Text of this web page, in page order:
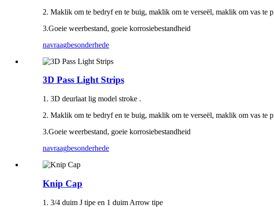
2. Maklik om te bedryf en te buig, maklik om te verseël, maklik om vas te
3.Goeie weerbestand, goeie korrosiebestandheid
navraagbesonderhede
3D Pass Light Strips
1. 3D deurlaat lig model stroke .
2. Maklik om te bedryf en te buig, maklik om te verseël, maklik om vas te
3.Goeie weerbestand, goeie korrosiebestandheid
navraagbesonderhede
Knip Cap
1. 3/4 duim J tipe en 1 duim Arrow tipe